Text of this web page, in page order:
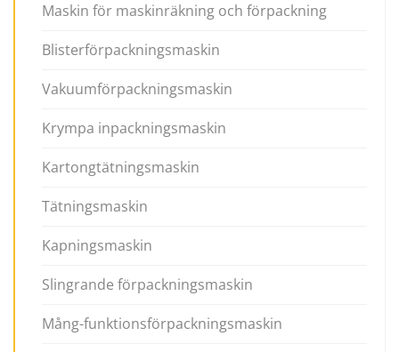
Maskin för maskinräkning och förpackning
Blisterförpackningsmaskin
Vakuumförpackningsmaskin
Krympa inpackningsmaskin
Kartongtätningsmaskin
Tätningsmaskin
Kapningsmaskin
Slingrande förpackningsmaskin
Mång-funktionsförpackningsmaskin